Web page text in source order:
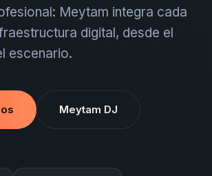
Meytam integra cada
digital, desde el
escenario.
Meytam DJ